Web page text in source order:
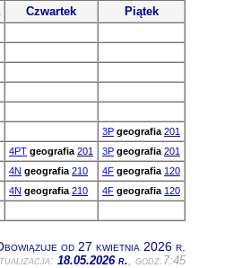
Czwartek Piątek
3P geografia 201
4PT geografia 201 3P geografia 201
4N geografia 210 4F geografia 120
4N geografia 210 4F geografia 120
od 27 kwietnia 2026 r.
18.05.2026 r., godz.7:45